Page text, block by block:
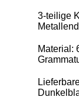
3-teilige
Material: